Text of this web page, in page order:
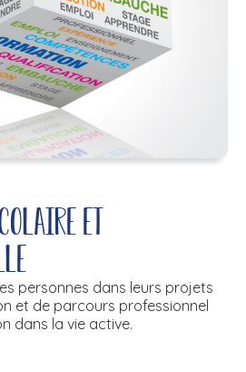
et
personnes dans leurs projets
et de parcours professionnel
dans la vie active.